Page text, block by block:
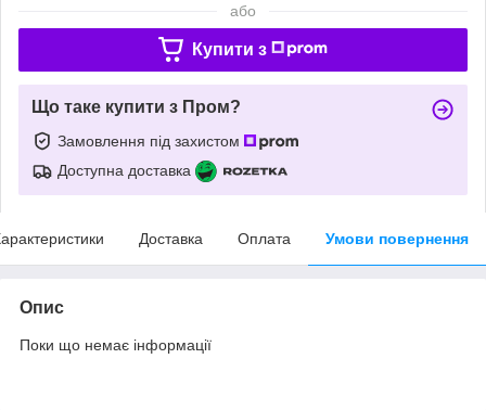
або
Купити з
Що таке купити з Пром?
Замовлення під захистом
Доступна доставка
Доставка Оплата Умови повернення
Опис
Поки що немає інформації